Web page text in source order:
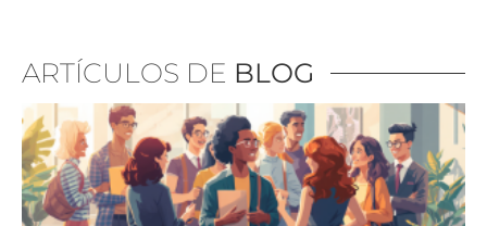
ARTÍCULOS DE BLOG